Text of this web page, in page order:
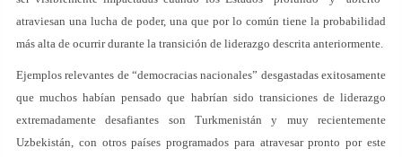
atraviesan una lucha de poder, una que por lo común tiene la probabilidad
más alta de ocurrir durante la transición de liderazgo descrita anteriormente.
Ejemplos relevantes de “democracias nacionales” desgastadas exitosamente
que muchos habían pensado que habrían sido transiciones de liderazgo
extremadamente desafiantes son Turkmenistán y muy recientemente
Uzbekistán, con otros países programados para atravesar pronto por este